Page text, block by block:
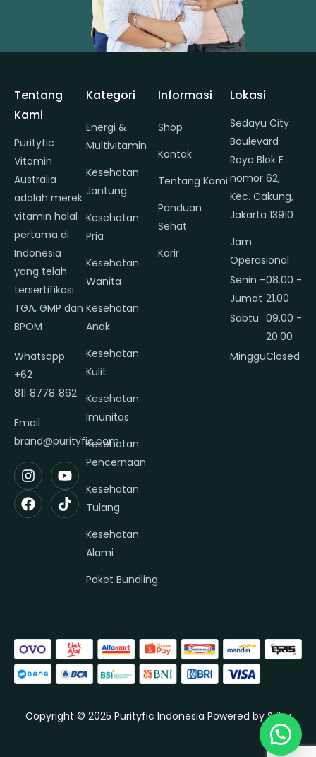
Tentang
Kami
Purityfic
Vitamin
Australia
adalah merek
vitamin halal
pertama di
Indonesia
yang telah
tersertifikasi
TGA, GMP dan
BPOM
Whatsapp
+62
811‑8778‑862
Email
brand@purityfic.com
Kategori
Energi &
Multivitamin
Kesehatan
Jantung
Kesehatan
Pria
Kesehatan
Wanita
Kesehatan
Anak
Kesehatan
Kulit
Kesehatan
Imunitas
Kesehatan
Pencernaan
Kesehatan
Tulang
Kesehatan
Alami
Paket Bundling
Informasi
Shop
Kontak
Tentang Kami
Panduan
Sehat
Karir
Lokasi
Sedayu City
Boulevard
Raya Blok E
nomor 62,
Kec. Cakung,
Jakarta 13910
Jam
Operasional
Senin -
Jumat
08.00 -
21.00
Sabtu 09.00 -
20.00
MingguClosed
Copyright © 2025 Purityfic Indonesia Powered bySribu